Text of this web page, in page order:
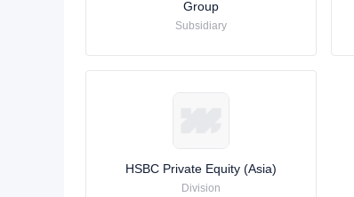
Group
Subsidiary
HSBC Private Equity (Asia)
Division